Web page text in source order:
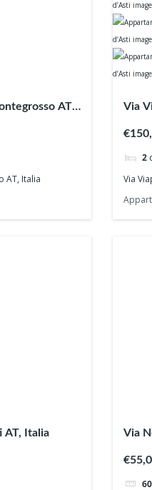
AT,
AT, Italia
Via
2
Via
AT, Italia
Via